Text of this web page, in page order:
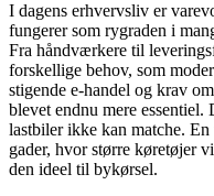
I dagens erhvervsliv er
fungerer som rygraden i
Fra håndværkere til
forskellige behov, som
stigende e-handel og krav
blevet endnu mere
lastbiler ikke kan matche.
gader, hvor større køretøjer
den ideel til bykørsel.